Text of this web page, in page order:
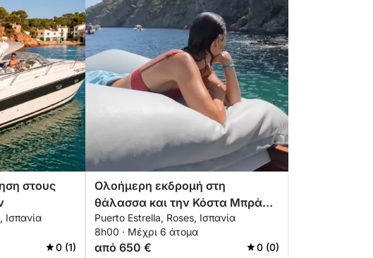
στους
Ισπανία
0 (1)
Ολοήμερη εκδρομή στη
θάλασσα και την Κόστα Μπράβα
- 8 ώρες
Puerto Estrella, Roses, Ισπανία
8h00 · Μέχρι 6 άτομα
από 650 € 0 (0)